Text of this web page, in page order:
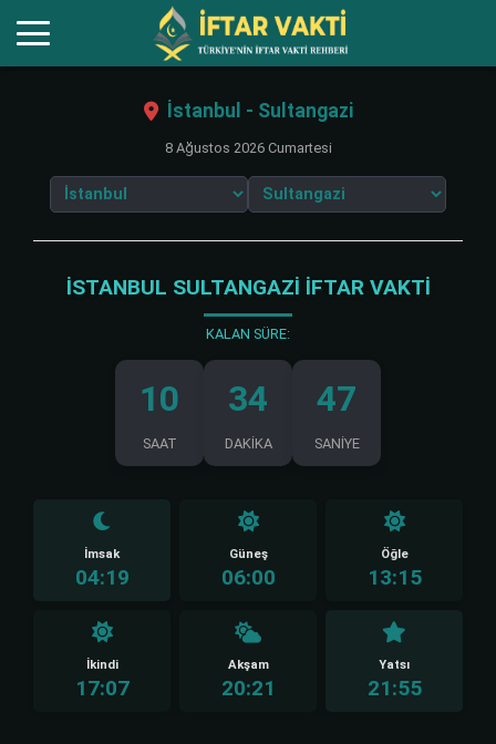
İstanbul - Sultangazi
8 Ağustos 2026 Cumartesi
İSTANBUL SULTANGAZI İFTAR VAKTI
KALAN SÜRE:
10
SAAT
34
DAKİKA
47
SANİYE
İmsak
04:19
Güneş
06:00
Öğle
13:15
İkindi
17:07
Akşam
20:21
Yatsı
21:55